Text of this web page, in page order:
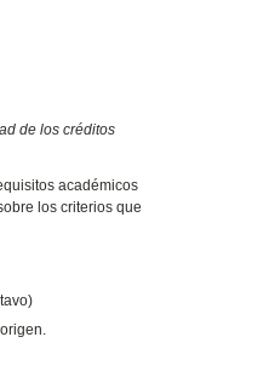
de los créditos
académicos
los criterios que